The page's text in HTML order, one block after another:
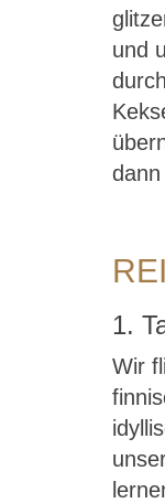
und
1.
Wir